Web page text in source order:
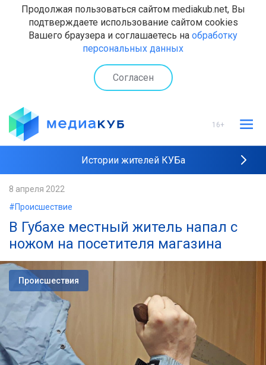
Продолжая пользоваться сайтом mediakub.net, Вы
подтверждаете использование сайтом cookies
Вашего браузера и соглашаетесь на обработку
персональных данных
Согласен
16+
Истории жителей КУБа
8 апреля 2022
#Происшествие
В Губахе местный житель напал с
ножом на посетителя магазина
Происшествия